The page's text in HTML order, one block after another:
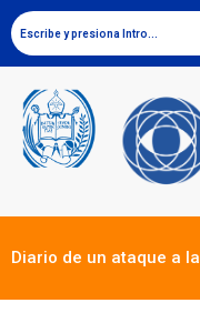
Diario de un ataque a